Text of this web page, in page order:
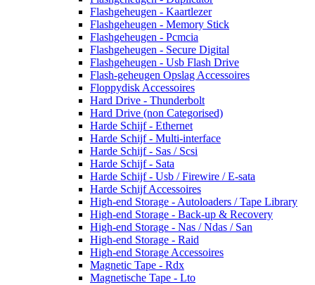
Flashgeheugen - Kaartlezer
Flashgeheugen - Memory Stick
Flashgeheugen - Pcmcia
Flashgeheugen - Secure Digital
Flashgeheugen - Usb Flash Drive
Flash-geheugen Opslag Accessoires
Floppydisk Accessoires
Hard Drive - Thunderbolt
Hard Drive (non Categorised)
Harde Schijf - Ethernet
Harde Schijf - Multi-interface
Harde Schijf - Sas / Scsi
Harde Schijf - Sata
Harde Schijf - Usb / Firewire / E-sata
Harde Schijf Accessoires
High-end Storage - Autoloaders / Tape Library
High-end Storage - Back-up & Recovery
High-end Storage - Nas / Ndas / San
High-end Storage - Raid
High-end Storage Accessoires
Magnetic Tape - Rdx
Magnetische Tape - Lto